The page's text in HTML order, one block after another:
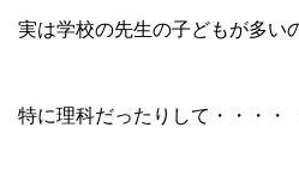
実は学校の先生の子どもが多い
特に理科だったりして・・・・